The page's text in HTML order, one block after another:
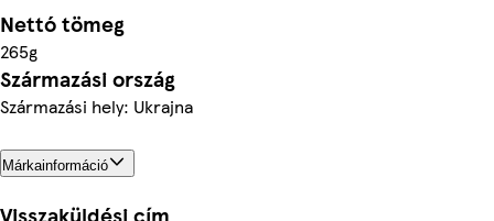
Nettó tömeg
265g
Származási ország
Származási hely: Ukrajna
Márkainformáció
Visszaküldési cím